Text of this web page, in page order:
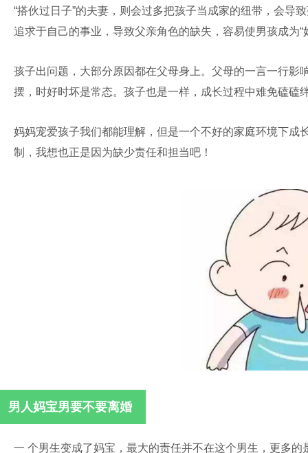
“搭伙过日子”的夫妻，则会过多把孩子当成家的纽带，会导
追求于自己的事业，导致父亲角色的缺失，容易使男孩成为“
孩子出问题，大部分原因都在父母身上。父母的一言一行
摆，时好时坏是常态。孩子也是一样，成长过程中难免磕磕
妈妈宠爱孩子我们都能理解，但是一个不好的家庭环境下成
制，我想也正是因为缺少责任和担当吧！
男人妈宝男要不要离婚
一 个男生变成了妈宝，最大的责任并不在这个男生，更多